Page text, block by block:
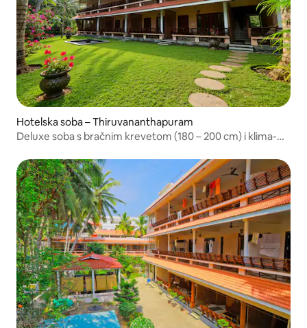
Hotelska soba – Thiruvananthapuram
Deluxe soba s bračnim krevetom (180 – 200 cm) i klima-